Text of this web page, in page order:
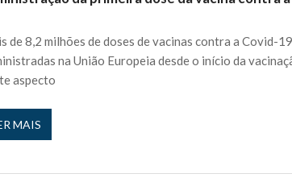
“Secret Story 10”
a seguir” João Félix no Instagram... 27 JANEIRO,
sobre atraso menstrual 27 JANEIRO, 2026
Pereira como comentador
cinco vezes e “Perdi todos…”
is’: “Ficou chateado comigo?”
de 8,2 milhões de doses de vacinas contra a Covid-
na União Europeia desde o início da
aspecto
MAIS